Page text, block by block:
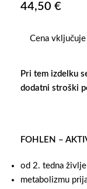
44,50 €
Cena vključuje
Pri tem izdelku
dodatni stroški
FOHLEN –
od 2. tedna
metabolizmu